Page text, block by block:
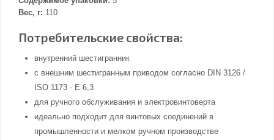
Вес, г: 110
Потребительские свойства:
внутренний шестигранник
с внешним шестигранным приводом согласно DIN 3126 /
ISO 1173 - E 6,3
для ручного обслуживания и электровинтоверта
идеально подходит для винтовых соединений в
промышленности и мелком ручном производстве